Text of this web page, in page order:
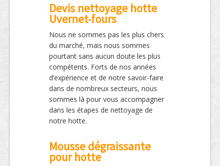
Devis nettoyage hotte
Uvernet-fours
Nous ne sommes pas les plus chers
du marché, mais nous sommes
pourtant sans aucun doute les plus
compétents. Forts de nos années
d’expérience et de notre savoir-faire
dans de nombreux secteurs, nous
sommes là pour vous accompagner
dans les étapes de nettoyage de
notre hotte.
Mousse dégraissante
pour hotte